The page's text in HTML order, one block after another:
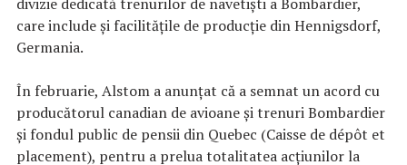
care include şi facilităţile de producţie din Hennigsdorf,
Germania.
În februarie, Alstom a anunţat că a semnat un acord cu
producătorul canadian de avioane şi trenuri Bombardier
şi fondul public de pensii din Quebec (Caisse de dépôt et
placement), pentru a prelua totalitatea acţiunilor la